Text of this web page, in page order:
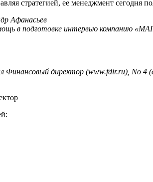
стратегией, ее менеджмент
Афанасьев
в подготовке интервью компанию
Финансовый директор (www.fdir.ru), No 4